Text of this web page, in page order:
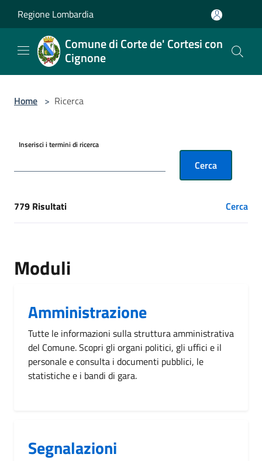
Regione Lombardia
Comune di Corte de' Cortesi con
Cignone
Home > Ricerca
Inserisci i termini di ricerca
Cerca
[results] Risultati
779 Risultati Cerca
Moduli
Amministrazione
Tutte le informazioni sulla struttura amministrativa
del Comune. Scopri gli organi politici, gli uffici e il
personale e consulta i documenti pubblici, le
statistiche e i bandi di gara.
Segnalazioni